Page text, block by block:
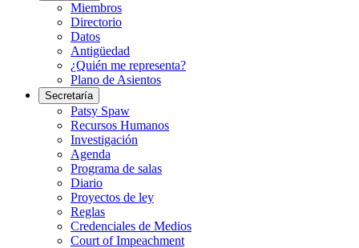
Miembros
Directorio
Datos
Antigüedad
¿Quién me representa?
Plano de Asientos
Secretaría
Patsy Spaw
Recursos Humanos
Investigación
Agenda
Programa de salas
Diario
Proyectos de ley
Reglas
Credenciales de Medios
Court of Impeachment